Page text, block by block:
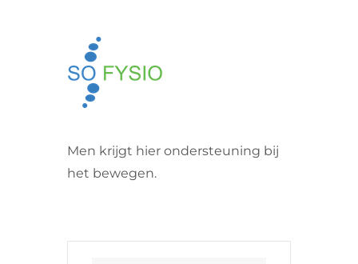
ORGANISATIE
CONTACT
Men krijgt hier ondersteuning bij
het bewegen.